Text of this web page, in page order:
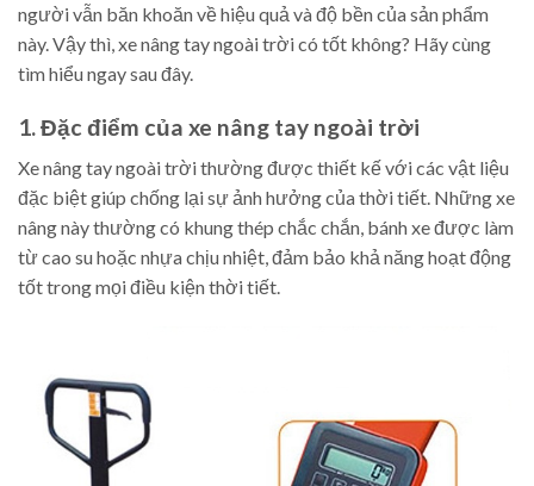
người vẫn băn khoăn về hiệu quả và độ bền của sản phẩm
này. Vậy thì, xe nâng tay ngoài trời có tốt không? Hãy cùng
tìm hiểu ngay sau đây.
1. Đặc điểm của xe nâng tay ngoài trời
Xe nâng tay ngoài trời thường được thiết kế với các vật liệu
đặc biệt giúp chống lại sự ảnh hưởng của thời tiết. Những xe
nâng này thường có khung thép chắc chắn, bánh xe được làm
từ cao su hoặc nhựa chịu nhiệt, đảm bảo khả năng hoạt động
tốt trong mọi điều kiện thời tiết.